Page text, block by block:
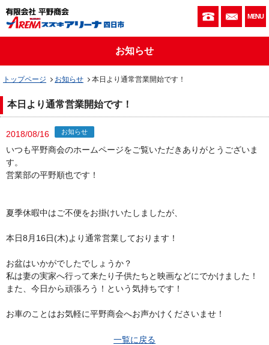
059-333-お問
MENU
お知らせ
トップページ お知らせ 本日より通常営業開始です！
本日より通常営業開始です！
2018/08/16 お知らせ
いつも平野商会のホームページをご覧いただきありがとうございま
す。
営業部の平野順也です！
夏季休暇中はご不便をお掛けいたしましたが、
本日8月16日(木)より通常営業しております！
お盆はいかがでしたでしょうか？
私は妻の実家へ行って来たり子供たちと映画などにでかけました！
また、今日から頑張ろう！という気持ちです！
お車のことはお気軽に平野商会へお声かけくださいませ！
一覧に戻る